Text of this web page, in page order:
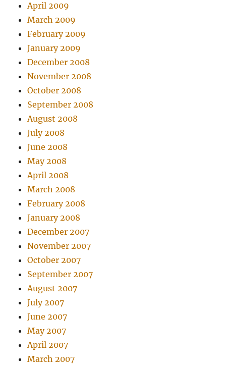
April 2009
March 2009
February 2009
January 2009
December 2008
November 2008
October 2008
September 2008
August 2008
July 2008
June 2008
May 2008
April 2008
March 2008
February 2008
January 2008
December 2007
November 2007
October 2007
September 2007
August 2007
July 2007
June 2007
May 2007
April 2007
March 2007